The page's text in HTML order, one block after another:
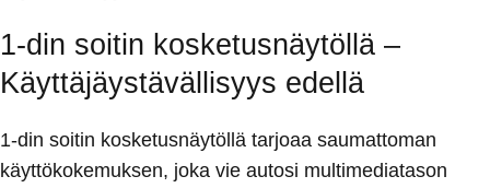
1-din soitin kosketusnäytöllä –
Käyttäjäystävällisyys edellä
1-din soitin kosketusnäytöllä tarjoaa saumattoman
käyttökokemuksen, joka vie autosi multimediatason